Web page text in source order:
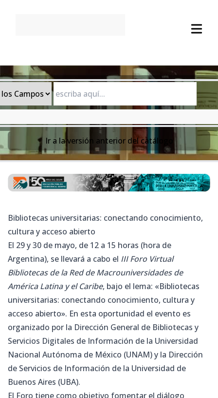
Ir a laversión anterior del catálogo
Bibliotecas universitarias: conectando conocimiento,
cultura y acceso abierto
El 29 y 30 de mayo, de 12 a 15 horas (hora de
Argentina), se llevará a cabo el III Foro Virtual
Bibliotecas de la Red de Macrouniversidades de
América Latina y el Caribe, bajo el lema: «Bibliotecas
universitarias: conectando conocimiento, cultura y
acceso abierto». En esta oportunidad el evento es
organizado por la Dirección General de Bibliotecas y
Servicios Digitales de Información de la Universidad
Nacional Autónoma de México (UNAM) y la Dirección
de Servicios de Información de la Universidad de
Buenos Aires (UBA).
El Foro tiene como objetivo fomentar el diálogo